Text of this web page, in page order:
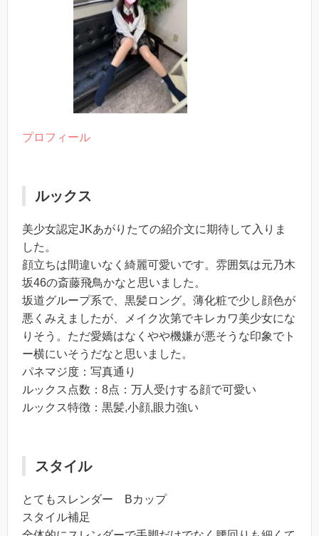
プロフィール
ルックス
美少女認定JKあがりたての紹介文に期待して入りま
した。
顔立ちは間違いなく綺麗可愛いです。雰囲気は元乃木
坂46の斎藤飛鳥かなと思いました。
坂道グループ系で、黒髪ロング。薄化粧で少し顔色が
悪くみえましたが、メイク次第でキレカワ美少女にな
りそう。ただ愛嬌はなくやや機嫌が悪そうな印象でト
ー横にいそうだなと思いました。
パネマジ度：写真通り
ルックス点数：8点：万人受けする顔で可愛い
ルックス特徴：黒髪,小顔,眼力強い
スタイル
とてもスレンダー Bカップ
スタイル補足